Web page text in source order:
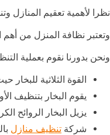
نظرا لأهمية تعقيم المنازل
وتعتبر نظافة المنزل من
ونحن بدورنا نقوم بعملية
القوة الثلاثية للبخار حيث أن
يقوم البخار بتنظيف
يزيل البخار الروائح
شركة تنظيف منازل